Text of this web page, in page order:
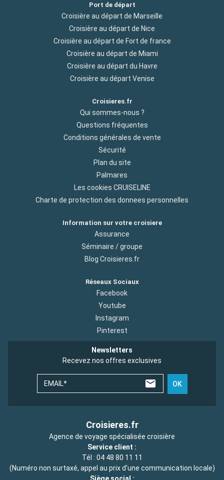
Port de départ
Croisière au départ de Marseille
Croisière au départ de Nice
Croisière au départ de Fort de france
Croisière au départ de Miami
Croisière au départ du Havre
Croisière au départ Venise
Croisieres.fr
Qui sommes-nous ?
Questions fréquentes
Conditions générales de vente
Sécurité
Plan du site
Palmares
Les cookies CRUISELINE
Charte de protection des donnees personnelles
Information sur votre croisiere
Assurance
Séminaire / groupe
Blog Croisieres.fr
Réseaux Sociaux
Facebook
Youtube
Instagram
Pinterest
Newsletters
Recevez nos offres exclusives
EMAIL* OK
Croisieres.fr
Agence de voyage spécialisée croisière
Service client :
Tél : 04 48 80 11 11
(Numéro non surtaxé, appel au prix d'une communication locale)